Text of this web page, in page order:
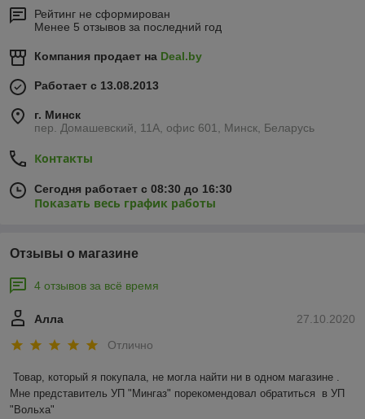
Рейтинг не сформирован
Менее 5 отзывов за последний год
Компания продает на Deal.by
Работает с 13.08.2013
г. Минск
пер. Домашевский, 11А, офис 601, Минск, Беларусь
Контакты
Сегодня работает с 08:30 до 16:30
Показать весь график работы
Отзывы о магазине
4 отзывов за всё время
27.10.2020
Алла
Отлично
Товар, который я покупала, не могла найти ни в одном магазине .
Мне представитель УП "Мингаз" порекомендовал обратиться  в УП
"Вольха"